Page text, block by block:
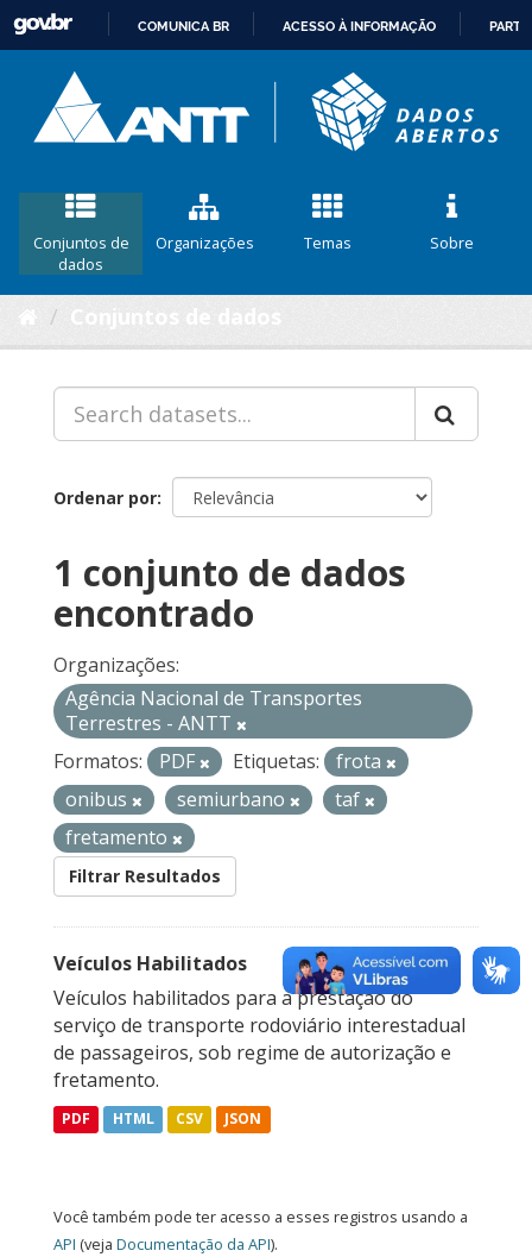
CONTEÚDO
COMUNICA BR ACESSO À INFORMAÇÃO
Conjuntos de
dados
Organizações Temas Sobre
Ordenar por
1 conjunto de dados
encontrado
Organizações:
Agência Nacional de Transportes
Terrestres - ANTT
Formatos:
PDF Etiquetas:
frota
onibus
semiurbano
taf
fretamento
Filtrar Resultados
Veículos Habilitados
Veículos habilitados para a prestação do
serviço de transporte rodoviário interestadual
de passageiros, sob regime de autorização e
fretamento.
PDF HTML CSV JSON
Você também pode ter acesso a esses registros usando a
API (veja Documentação da API).